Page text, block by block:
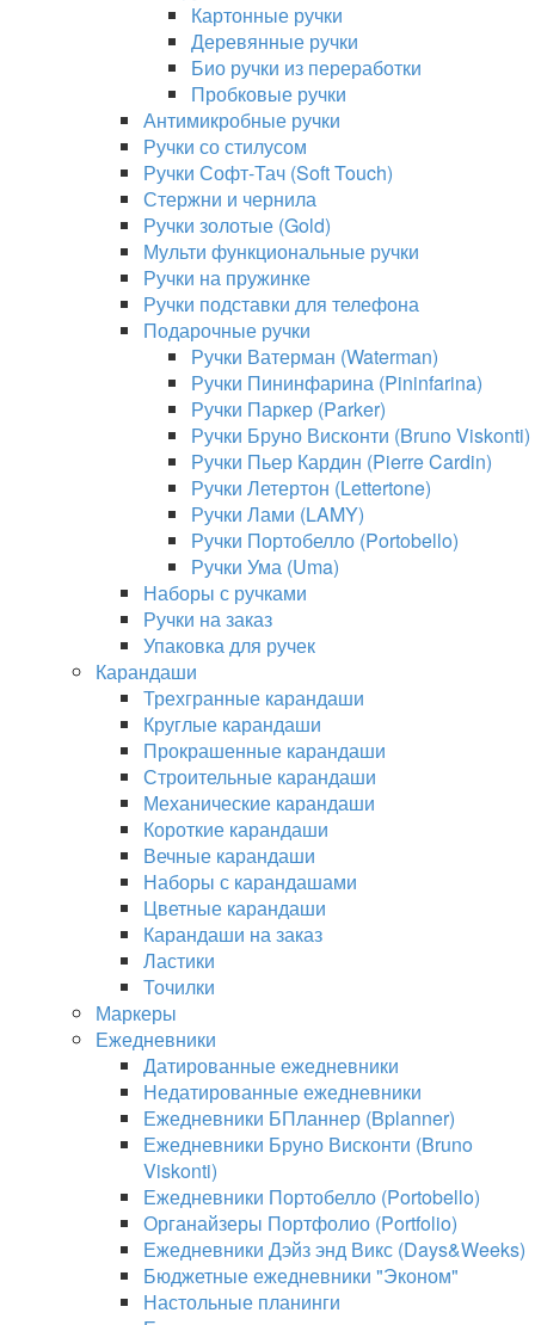
Картонные ручки
Деревянные ручки
Био ручки из переработки
Пробковые ручки
Антимикробные ручки
Ручки со стилусом
Ручки Софт-Тач (Soft Touch)
Стержни и чернила
Ручки золотые (Gold)
Мульти функциональные ручки
Ручки на пружинке
Ручки подставки для телефона
Подарочные ручки
Ручки Ватерман (Waterman)
Ручки Пининфарина (Pininfarina)
Ручки Паркер (Parker)
Ручки Бруно Висконти (Bruno Viskonti)
Ручки Пьер Кардин (Pierre Cardin)
Ручки Летертон (Lettertone)
Ручки Лами (LAMY)
Ручки Портобелло (Portobello)
Ручки Ума (Uma)
Наборы с ручками
Ручки на заказ
Упаковка для ручек
Карандаши
Трехгранные карандаши
Круглые карандаши
Прокрашенные карандаши
Строительные карандаши
Механические карандаши
Короткие карандаши
Вечные карандаши
Наборы с карандашами
Цветные карандаши
Карандаши на заказ
Ластики
Точилки
Маркеры
Ежедневники
Датированные ежедневники
Недатированные ежедневники
Ежедневники БПланнер (Bplanner)
Ежедневники Бруно Висконти (Bruno
Viskonti)
Ежедневники Портобелло (Portobello)
Органайзеры Портфолио (Portfolio)
Ежедневники Дэйз энд Викс (Days&Weeks)
Бюджетные ежедневники "Эконом"
Настольные планинги